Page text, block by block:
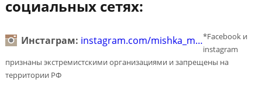
социальных сетях:
Инстаграм: instagram.com/mishka_m…*Facebook и
instagram
признаны экстремистскими организациями и запрещены на
территории РФ